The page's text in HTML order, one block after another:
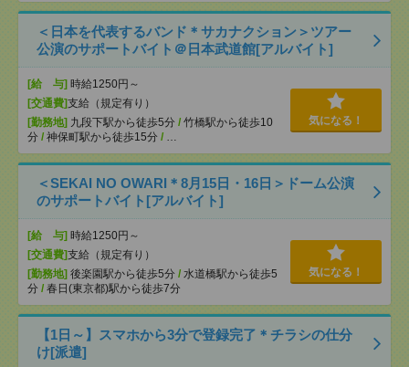
＜日本を代表するバンド＊サカナクション＞ツアー
公演のサポートバイト＠日本武道館[アルバイト]
[給 与] 時給1250円～
[交通費]支給（規定有り）
[勤務地] 九段下駅から徒歩5分 / 竹橋駅から徒歩10
分 / 神保町駅から徒歩15分 / …
気になる！
＜SEKAI NO OWARI＊8月15日・16日＞ドーム公演
のサポートバイト[アルバイト]
[給 与] 時給1250円～
[交通費]支給（規定有り）
[勤務地] 後楽園駅から徒歩5分 / 水道橋駅から徒歩5
分 / 春日(東京都)駅から徒歩7分
気になる！
【1日～】スマホから3分で登録完了＊チラシの仕分
け[派遣]